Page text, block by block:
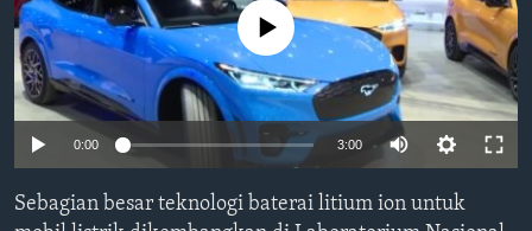
Bahasa-bahasa
No media source currently available
0:00 3:00
Sebagian besar teknologi baterai litium ion untuk